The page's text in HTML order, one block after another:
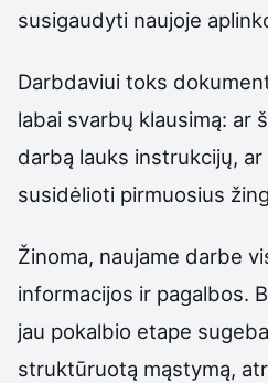
susigaudyti naujoje
Darbdaviui toks
labai svarbų klausimą: ar
darbą lauks instrukcijų,
susidėlioti pirmuosius
Žinoma, naujame darbe
informacijos ir pagalbos.
jau pokalbio etape
struktūruotą mąstymą,